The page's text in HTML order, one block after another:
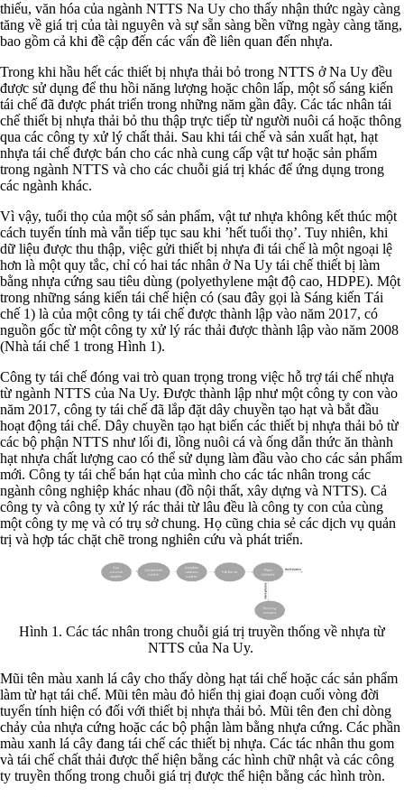
thiếu, văn hóa của ngành NTTS Na Uy cho thấy nhận thức ngày càng
tăng về giá trị của tài nguyên và sự sẵn sàng bền vững ngày càng tăng,
bao gồm cả khi đề cập đến các vấn đề liên quan đến nhựa.
Trong khi hầu hết các thiết bị nhựa thải bỏ trong NTTS ở Na Uy đều
được sử dụng để thu hồi năng lượng hoặc chôn lấp, một số sáng kiến
tái chế đã được phát triển trong những năm gần đây. Các tác nhân tái
chế thiết bị nhựa thải bỏ thu thập trực tiếp từ người nuôi cá hoặc thông
qua các công ty xử lý chất thải. Sau khi tái chế và sản xuất hạt, hạt
nhựa tái chế được bán cho các nhà cung cấp vật tư hoặc sản phẩm
trong ngành NTTS và cho các chuỗi giá trị khác để ứng dụng trong
các ngành khác.
Vì vậy, tuổi thọ của một số sản phẩm, vật tư nhựa không kết thúc một
cách tuyến tính mà vẫn tiếp tục sau khi ’hết tuổi thọ’. Tuy nhiên, khi
dữ liệu được thu thập, việc gửi thiết bị nhựa đi tái chế là một ngoại lệ
hơn là một quy tắc, chỉ có hai tác nhân ở Na Uy tái chế thiết bị làm
bằng nhựa cứng sau tiêu dùng (polyethylene mật độ cao, HDPE). Một
trong những sáng kiến tái chế hiện có (sau đây gọi là Sáng kiến Tái
chế 1) là của một công ty tái chế được thành lập vào năm 2017, có
nguồn gốc từ một công ty xử lý rác thải được thành lập vào năm 2008
(Nhà tái chế 1 trong Hình 1).
Công ty tái chế đóng vai trò quan trọng trong việc hỗ trợ tái chế nhựa
từ ngành NTTS của Na Uy. Được thành lập như một công ty con vào
năm 2017, công ty tái chế đã lắp đặt dây chuyền tạo hạt và bắt đầu
hoạt động tái chế. Dây chuyền tạo hạt biến các thiết bị nhựa thải bỏ từ
các bộ phận NTTS như lối đi, lồng nuôi cá và ống dẫn thức ăn thành
hạt nhựa chất lượng cao có thể sử dụng làm đầu vào cho các sản phẩm
mới. Công ty tái chế bán hạt của mình cho các tác nhân trong các
ngành công nghiệp khác nhau (đồ nội thất, xây dựng và NTTS). Cả
công ty và công ty xử lý rác thải từ lâu đều là công ty con của cùng
một công ty mẹ và có trụ sở chung. Họ cũng chia sẻ các dịch vụ quản
trị và hợp tác chặt chẽ trong nghiên cứu và phát triển.
Hình 1. Các tác nhân trong chuỗi giá trị truyền thống về nhựa từ
NTTS của Na Uy.
Mũi tên màu xanh lá cây cho thấy dòng hạt tái chế hoặc các sản phẩm
làm từ hạt tái chế. Mũi tên màu đỏ hiển thị giai đoạn cuối vòng đời
tuyến tính hiện có đối với thiết bị nhựa thải bỏ. Mũi tên đen chỉ dòng
chảy của nhựa cứng hoặc các bộ phận làm bằng nhựa cứng. Các phần
màu xanh lá cây đang tái chế các thiết bị nhựa. Các tác nhân thu gom
và tái chế chất thải được thể hiện bằng các hình chữ nhật và các công
ty truyền thống trong chuỗi giá trị được thể hiện bằng các hình tròn.